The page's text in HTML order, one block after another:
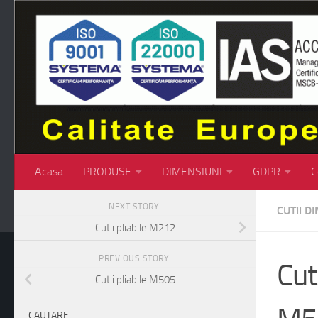
Skip to content
Acasa PRODUSE DIMENSIUNI GDPR
CUTII
NEXT STORY
Cutii pliabile M212
PREVIOUS STORY
Cutii pliabile M505